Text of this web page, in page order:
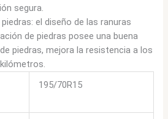
segura.
el diseño de las ranuras
de piedras posee una buena
piedras, mejora la resistencia a los
195/70R15